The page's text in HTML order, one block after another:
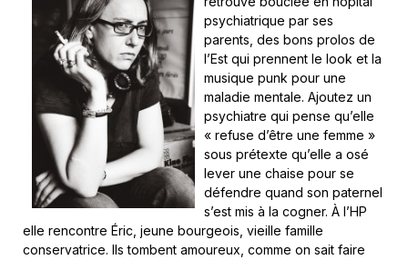
psychiatrique par ses
parents, des bons prolos de
l’Est qui prennent le look et la
musique punk pour une
maladie mentale. Ajoutez un
psychiatre qui pense qu’elle
« refuse d’être une femme »
sous prétexte qu’elle a osé
lever une chaise pour se
défendre quand son paternel
s’est mis à la cogner. À l’HP
elle rencontre Éric, jeune bourgeois, vieille famille
conservatrice. Ils tombent amoureux, comme on sait faire